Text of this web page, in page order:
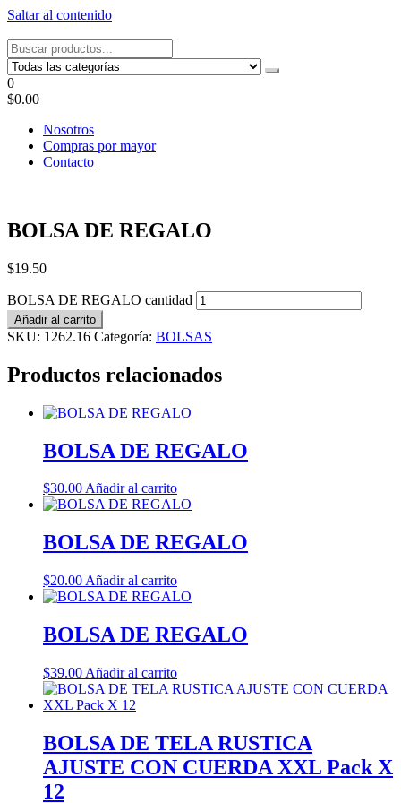
Saltar al contenido
Tel: 22087679 – Cel: 097 822122 – Joaquín Requena 2459
0
$0.00
Nosotros
Compras por mayor
Contacto
BOLSA DE REGALO
$19.50
BOLSA DE REGALO cantidad
Añadir al carrito
SKU: 1262.16 Categoría: BOLSAS
Productos relacionados
BOLSA DE REGALO
$30.00Añadir al carrito
BOLSA DE REGALO
$20.00 Añadir al carrito
BOLSA DE REGALO
$39.00 Añadir al carrito
BOLSA DE TELA RUSTICA
AJUSTE CON CUERDA XXL Pack X
12